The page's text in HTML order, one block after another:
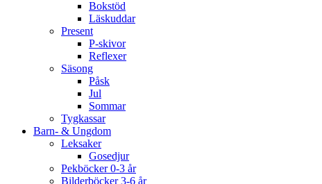
Bokstöd
Läskuddar
Present
P-skivor
Reflexer
Säsong
Påsk
Jul
Sommar
Tygkassar
Barn- & Ungdom
Leksaker
Gosedjur
Pekböcker 0-3 år
Bilderböcker 3-6 år